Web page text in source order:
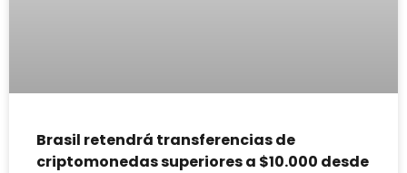
Brasil retendrá transferencias de
criptomonedas superiores a $10.000 desde